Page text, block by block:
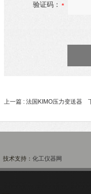
验证码：
上一篇 : 法国KIMO压力变送器
技术支持： 化工仪器网